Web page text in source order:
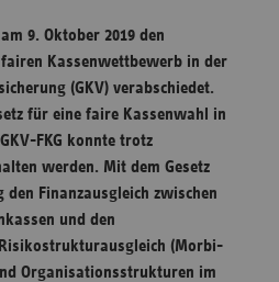
9. Oktober 2019 den
Kassenwettbewerb in der
(GKV) verabschiedet.
für eine faire Kassenwahl in
FKG konnte trotz
werden. Mit dem Gesetz
Finanzausgleich zwischen
und den
(Morbi-
Organisationsstrukturen im